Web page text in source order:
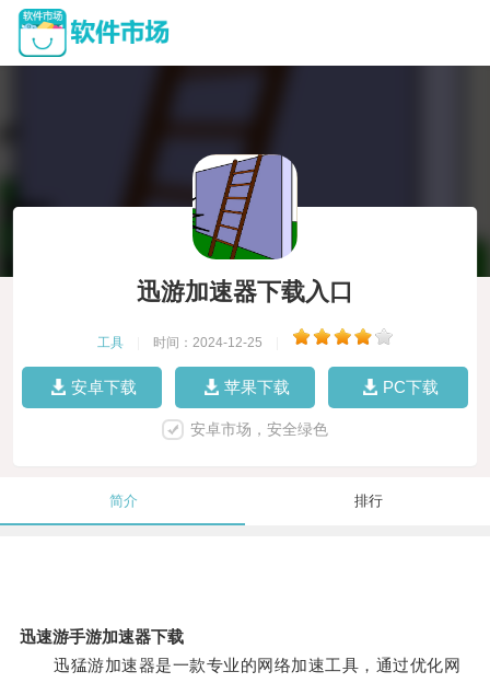
迅游加速器下载入口
工具 时间：2024-12-25
安卓下载 苹果下载 PC下载
安卓市场，安全绿色
简介 排行
迅速游手游加速器下载
迅猛游加速器是一款专业的网络加速工具，通过优化网